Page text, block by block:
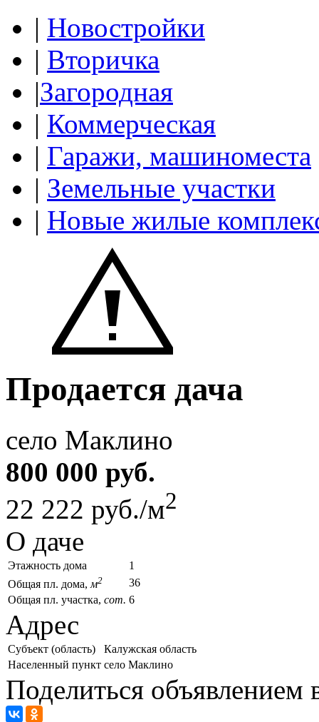
| Новостройки
| Вторичка
|Загородная
| Коммерческая
| Гаражи, машиноместа
| Земельные участки
| Новые жилые
Продается дача
село Маклино
800 000 руб.
22 222 руб./м2
О даче
Этажность дома
1
Общая пл. дома, м2
36
Общая пл. участка, сот. 6
Адрес
Субъект (область)
Калужская область
Населенный пункт село Маклино
Поделиться объявлением